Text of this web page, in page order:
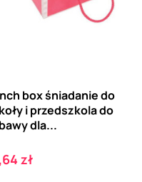
box śniadanie do
i przedszkola do
dla...
zł